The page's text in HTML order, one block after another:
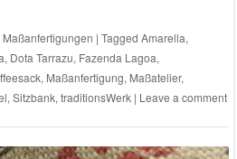
Maßanfertigungen | Tagged Amarella,
, Dota Tarrazu, Fazenda Lagoa,
, Maßanfertigung, Maßatelier,
, Sitzbank, traditionsWerk | Leave a comment